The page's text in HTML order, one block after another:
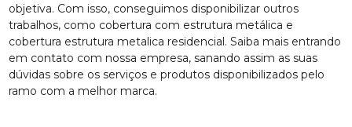
objetiva. Com isso, conseguimos disponibilizar outros
trabalhos, como cobertura com estrutura metálica e
cobertura estrutura metalica residencial. Saiba mais entrando
em contato com nossa empresa, sanando assim as suas
dúvidas sobre os serviços e produtos disponibilizados pelo
ramo com a melhor marca.